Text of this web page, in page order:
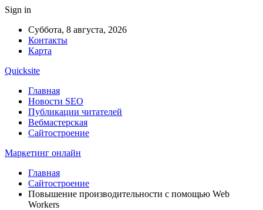
Sign in
Суббота, 8 августа, 2026
Контакты
Карта
Quicksite
Главная
Новости SEO
Публикации читателей
Вебмастерская
Сайтостроение
Маркетинг онлайн
Главная
Сайтостроение
Повышение производительности с помощью Web
Workers